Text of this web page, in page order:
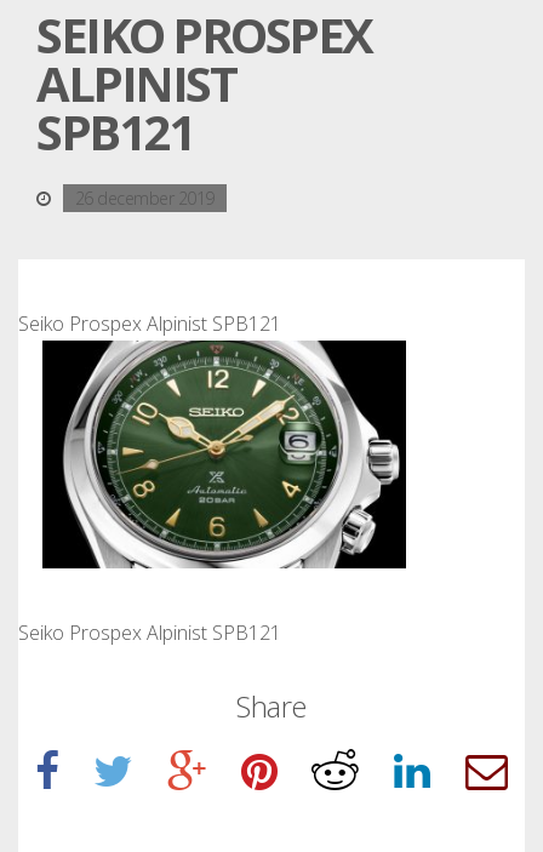
SEIKO PROSPEX
ALPINIST
SPB121
26 december 2019
Seiko Prospex Alpinist SPB121
Seiko Prospex Alpinist SPB121
Share